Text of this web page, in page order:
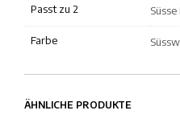
Passt zu 2
Farbe
ÄHNLICHE PRODUKTE